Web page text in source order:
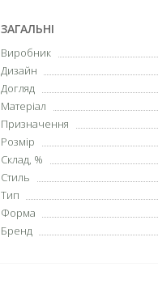
ЗАГАЛЬНІ
Виробник
Дизайн
Догляд
Матеріал
Призначення
Розмір
Склад, %
Стиль
Тип
Форма
Бренд